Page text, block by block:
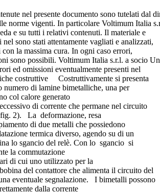
nel presente documento sono tutelati dal
norme vigenti. In particolare Voltimum Italia
e su tutti i relativi contenuti. Il materiale e
nel sono stati attentamente vagliati e analizzati,
con la massima cura. In ogni caso errori,
sono possibili. Voltimum Italia s.r.l. a socio
ed omissioni eventualmente presenti nel
costruttive Costruttivamente si presenta
numero di lamine bimetalliche, una per
col calore generato
di corrente che permane nel circuito
2). La deformazione, resa
di due metalli che possiedono
termica diverso, agendo su di un
lo sgancio del relè. Con lo sgancio si
la commutazione
di cui uno utilizzato per la
del contattore che alimenta il circuito del
eventuale segnalazione. I bimetalli possono
dalla corrente